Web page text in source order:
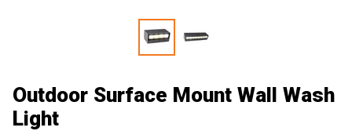
Outdoor Surface Mount Wall Wash
Light